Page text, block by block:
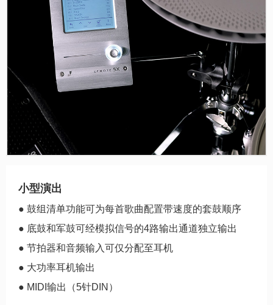
小型演出
● 鼓组清单功能可为每首歌曲配置带速度的套鼓顺序
● 底鼓和军鼓可经模拟信号的4路输出通道独立输出
● 节拍器和音频输入可仅分配至耳机
● 大功率耳机输出
● MIDI输出（5针DIN）